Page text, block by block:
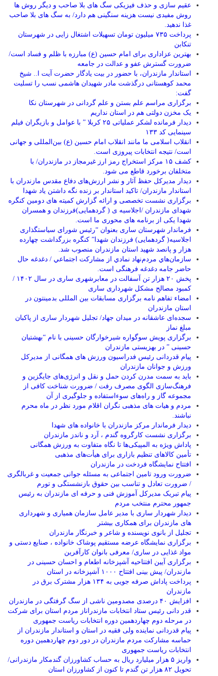
عقیم سازی و حذف فیزیکی سگ های بلا صاحب و دیگر روش ها
روش مفیدی نیست هزینه سنگینی هم دارد/ به سگ های بلا صاحب
غذا ندهید.
پرداخت ۷۳۵ میلیون تومان تسهیلات اشتغال زایی در شهرستان
تنکابن
بهترین عزاداری برای امام حسین (ع) مبارزه با ظلم و فساد است/
ضرورت گسترش عفو و عدالت در جامعه
استاندار مازندران، با حضور در بیت یادگار حضرت آیت ا.. شیخ
محمد کوهستانی درگذشت مادر شهیدان هاشمی نسب را تسلیت
گفت:
برگزاری مراسم علم بستن و علم گردانی در شهرستان نکا
یک مخزن دولتی هم در استان نداریم
دیدار فرمانده لشکر عملیاتی ۲۵ کربلا ” با عوامل و بازیگران فیلم
سینمایی کد ۱۳۳
انقلاب اسلامی ما مانند انقلاب امام حسین (ع) بین‌المللی و جهانی
است/ نتیجه انتخابات پیروزی است.
کشف ۱۵ مرکز استخراج رمز ارز غیرمجاز در مازندران/ با
متخلفان برخورد قاطع می شود.
دیدار مدیرکل حفظ آثار و نشر ارزش‌های دفاع مقدس مازندران با
استاندار مازندران/ تاکید استاندار بر زنده نگه داشتن یاد شهدا
برگزاری نشست تخصصی و ارائه گزارش کمیته های دومین کنگره
شهدای مازندران /اجلاسیه ی ( گردهمایی)فرزندان و همسران
شهدا یکی از برنامه های محوری ما است.
فرماندار شهرستان ساری بعنوان “رئیس شورای سیاستگذاری
اجلاسیه( گردهمایی) فرزندان شهدا” کنگره بزرگداشت چهارده
هزار و پانصد شهید استان مازندران منصوب شد.
سازمان‌هاي مردم‌نهاد نمادي از مشاركت اجتماعي / دغدغه حال
حاضر جامه دغدغه فرهنگی است.
پخش ۲۰ هزار تن آسفالت در معابرشهری ساری در سال ۱۴۰۲ /
کمبود مصالح مشکل شهرداری ساری
امضاء تفاهم نامه برگزاری مسابقات بین المللی بدمینتون در
استان مازندران
سجده‌ای عاشقانه در میدان جهاد/ تجلیل شهردار ساری از پاکبان
مبلغ نماز
برگزاری پویش سوگواره شیرخوارگان حسینی با نام “بهشتیان
حسینی ” در بهزیستی مازندران
پیام قدردانی رئیس فدراسیون ورزش های همگانی از مدیرکل
ورزش و جوانان مازندران
باید به سمت مدرن کردن حمل و نقل و انرژی‌های جایگزین و
فرهنگ‌سازی الگوی مصرف رفت / ضرورت شناخت کافی از
مجموعه گاز و راه‌های سوءاستفاده و جلوگیری از آن
مردم و هیات های مذهبی نگران اقلام مورد نظر در ماه محرم
نباشند.
دیدار فرماندار مرکز مازندران با خانواده های شهدا
برگزاری نشست کارگروه گندم ، آرد و ناندز مازندران
پاداش ویژه به المپیکی‌ها تا نگاه متفاوت به ورزش همگانی
تأمین کالاهای تنظیم بازاری برای هیأت‌های مذهبی
افتتاح نمایشگاه فردخت در مازندران
ضرورت ورود تامین اجتماعی به مسئله جوانی جمعیت و غربالگری
/ ضرورت تعادل و تناسب بین حقوق بازنشستگی و تورم
پیام تبریک مدیرکل آموزش فنی و حرفه ای مازندران به رئیس
جمهور محترم منتخب مردم
دیدار شهردار ساری با مدیر عامل سازمان همیاری و شهرداری
های مازندران برای همکاری بیشتر
تجلیل از بانوی نویسنده و شاعر و خبرنگار مازندران
برگزاری نمایشگاه عرضه مستقیم پوشاک خانواده ، صنایع دستی و
مواد غذایی در ساری/ معرفی بانوان کارآفرین
برگزاری آیین افتتاحیه آشپزخانه اطعام و احسان حسینی در
مازندران/ پیش بینی افتتاح ۱۰۰۰ آشپزخانه در استان
پرداخت پاداش صرفه جویی به ۱۳۴ هزار مشترک برق در
مازندران
افزایش ۴۰ درصدی مصدومین ناشی از سگ گرفتگی در مازندران
قدر دانی رئیس ستاد انتخابات مازندراناز مردم استان برای شرکت
در مرحله دوم چهاردهمین دوره انتخابات ریاست جمهوری
پیام قدردانی نماینده ولی فقیه در استان و استاندار مازندران از
حماسه مشارکت مردم مازندران در دور دوم چهاردهمین دوره
انتخابات ریاست جمهوری
واریز ۵ هزار میلیارد ریال به حساب کشاورزان گندمکار مازندرانی/
تحویل ۸۲ هزار تن گندم تا کنون از کشاورزان استان